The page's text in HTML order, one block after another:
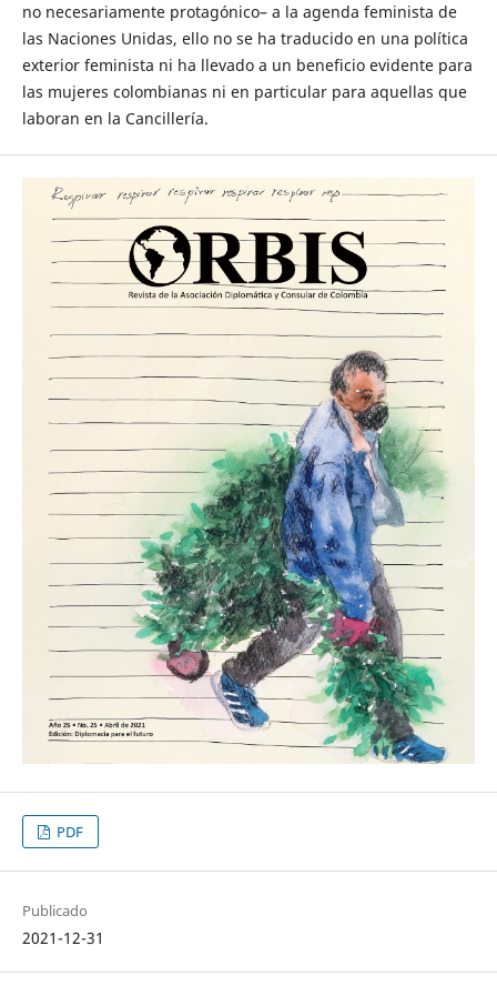
no necesariamente protagónico– a la agenda feminista de
las Naciones Unidas, ello no se ha traducido en una política
exterior feminista ni ha llevado a un beneficio evidente para
las mujeres colombianas ni en particular para aquellas que
laboran en la Cancillería.
PDF
Publicado
2021-12-31